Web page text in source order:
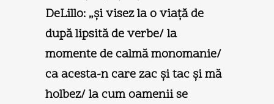
DeLillo: „şi visez la o viaţă de
după lipsită de verbe/ la
momente de calmă monomanie/
ca acesta-n care zac şi tac şi mă
holbez/ la cum oamenii se